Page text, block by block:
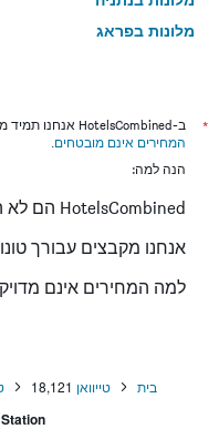
מלונות בפראג
מלונות בניו יורק
מלונות בבנגקוק
מלונות בבוקרשט
מלונות בפאפוס
מלונות בלימסול
*
ב-HotelsCombined אנחנו תמיד מנסים לקבל ולהציג תמחור מדויק, עם זאת,
המחירים אינם מובטחים.
הנה למה:
HotelsCombined הם לא המוכר
אנחנו מקבצים עבורך
למה המחירים אינם מדויקים ב
בית טייוואן 18,121